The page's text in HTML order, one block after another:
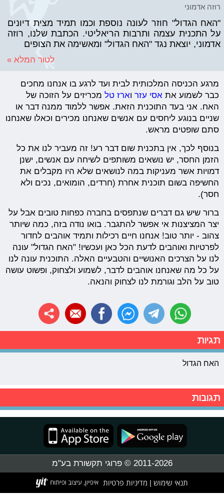
רוזה אדמוני
"האח הגדול" חוזר לעונה נוספת וכמו תמיד מצית דיונים
על התכנית עצמה ותרבות הריאליטי. הכתבת שלנו, רוזה
אדמוני, יוצאת נגד "האח הגדול" ומאשימה את הצופים
לטור המלא »
מרגע הכניסה המלכותית לבית ועד לרגע בו אנחנו מחכים
כבר לשמוע את אסי עזר וארז טל מכריזים על הזוכה של
האח. אני בעד התוכנית הזאת. אפשר ללמוד ממנה דבר או
שניים בנוגע ליחסים עם אנשים שאנחנו מכירים וכאלו שאנחנו
סתם שופטים מראש.
בנוסף לכך, אין בתכנית שום דבר רע! זה מעביר לנו את כל
הזמן החסר, יש נושאים משותפים לשיחה עם אנשים, ישנן
דמויות אשר מעניקות במה לנושאים שלא היו מקבלים את
החשיפה בשום תוכנית אחרת (חרדים, הומואים, נכים ולא
חסר).
ברור שיש גם דברים שנתפסים בחברה כפחות טובים אבל על
יצר המציצנות אי אפשר להתגבר. בואו נודה בזה, כמה שיותר
צהוב - יותר טוב! אנחנו חיים רכילות ותמיד אוהבים לחדור
לפרטיות ואוהבים לדעת הכל כאן ועכשיו! "האח הגדול" עונה
לנו על הצרכים האנושיים והטבעיים האלה. התוכנית עונה לנו
על כל מה שאנחנו אוהבים לדבר, לשמוע ולצחוק, ופשוט עושה
טוב על הלב וגורמת לנו לצחוק והנאה.
תגיות
האח הגדול
תגובות
2011-2026 © פרוגי תקשורת בע"מ
תנאי שימוש מדיניות פרטיות